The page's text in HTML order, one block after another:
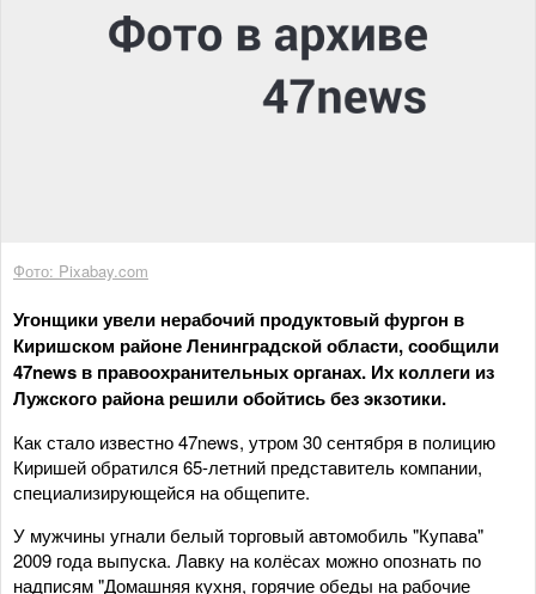
Фото: Pixabay.com
Угонщики увели нерабочий продуктовый фургон в
Киришском районе Ленинградской области, сообщили
47news в правоохранительных органах. Их коллеги из
Лужского района решили обойтись без экзотики.
Как стало известно 47news, утром 30 сентября в полицию
Киришей обратился 65-летний представитель компании,
специализирующейся на общепите.
У мужчины угнали белый торговый автомобиль "Купава"
2009 года выпуска. Лавку на колёсах можно опознать по
надписям "Домашняя кухня, горячие обеды на рабочие